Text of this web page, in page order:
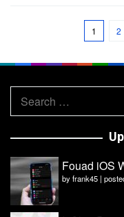
1 2
Search
for:
Fouad iOS
byfrank45 |